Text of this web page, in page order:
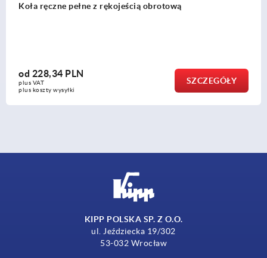
Koła ręczne 2-ramienne aluminiowe z
KIPP POLSKA SP. Z O.O.
ul. Jeździecka 19/302
53-032 Wrocław